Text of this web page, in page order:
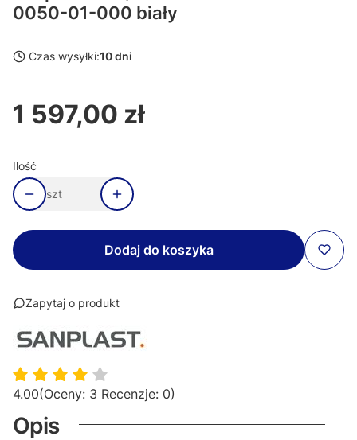
0050-01-000 biały
Czas wysyłki:10 dni
Cena
1 597,00 zł
Ilość
szt
Dodaj do koszyka
Zapytaj o produkt
4.00(Oceny: 3 Recenzje: 0)
Opis